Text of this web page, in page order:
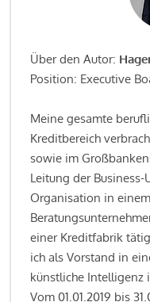
Über den Autor:
Position: Executive
Meine gesamte
Kreditbereich
sowie im
Leitung der
Organisation in
einer Kreditfabrik
ich als Vorstand in
künstliche Intelligenz
Vom 01.01.2019 bis